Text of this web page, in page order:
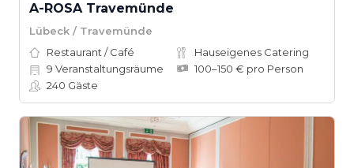
A-ROSA Travemünde
Lübeck / Travemünde
Restaurant / Café
Hauseigenes Catering
9 Veranstaltungsräume
100–150 € pro Person
240 Gäste